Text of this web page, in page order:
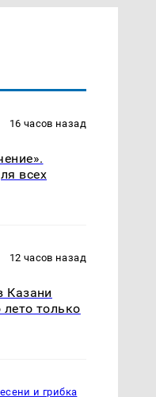
16 часов назад
всех
12 часов назад
Казани
лето только
и грибка